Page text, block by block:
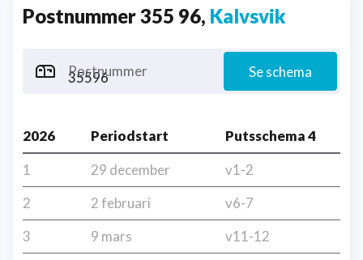
Postnummer 355 96, Kalvsvik
Postnummer Se schema
2026 Periodstart
Putsschema 4
1
29 december
v1-2
2
2 februari
v6-7
3
9 mars
v11-12